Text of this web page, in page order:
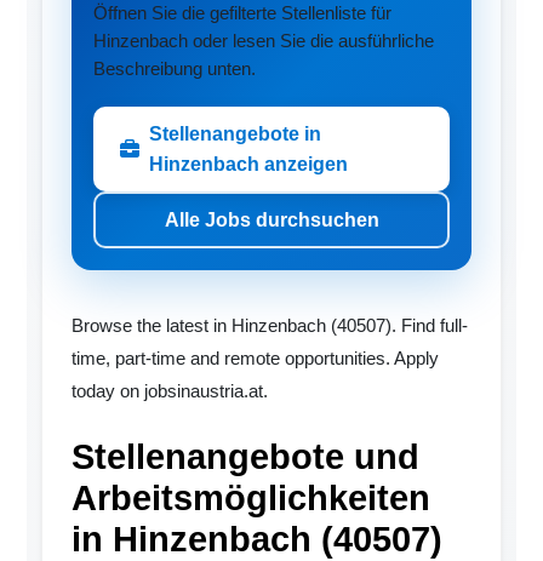
Öffnen Sie die gefilterte Stellenliste für
Hinzenbach oder lesen Sie die ausführliche
Beschreibung unten.
Stellenangebote in
Hinzenbach anzeigen
Alle Jobs durchsuchen
Browse the latest in Hinzenbach (40507). Find full-
time, part-time and remote opportunities. Apply
today on jobsinaustria.at.
Stellenangebote und
Arbeitsmöglichkeiten
in Hinzenbach (40507)